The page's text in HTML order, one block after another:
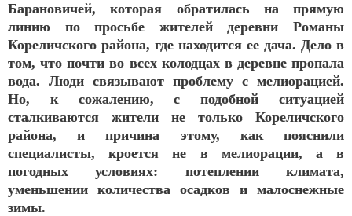
Барановичей, которая обратилась на прямую
линию по просьбе жителей деревни Романы
Кореличского района, где находится ее дача. Дело в
том, что почти во всех колодцах в деревне пропала
вода. Люди связывают проблему с мелиорацией.
Но, к сожалению, с подобной ситуацией
сталкиваются жители не только Кореличского
района, и причина этому, как пояснили
специалисты, кроется не в мелиорации, а в
погодных условиях: потеплении климата,
уменьшении количества осадков и малоснежные
зимы.